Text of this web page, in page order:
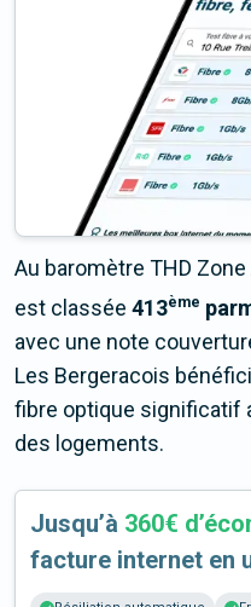
Au baromètre THD Zone
est classée 413ème
avec une note
Les Bergeracois
fibre optique significatif
des logements.
Jusqu’à 360€
facture internet en